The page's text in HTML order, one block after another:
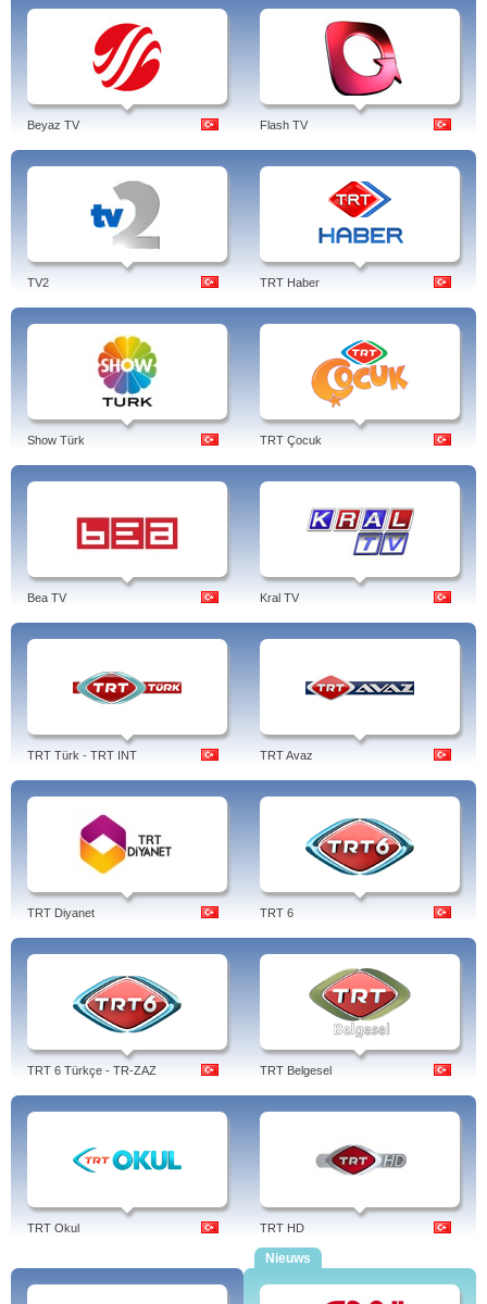
Beyaz TV Flash TV
TV2 TRT Haber
Show Türk TRT Çocuk
Bea TV Kral TV
TRT Türk - TRT INT TRT Avaz
TRT Diyanet TRT 6
TRT 6 Türkçe - TR-ZAZ TRT Belgesel
TRT Okul TRT HD
Nieuws